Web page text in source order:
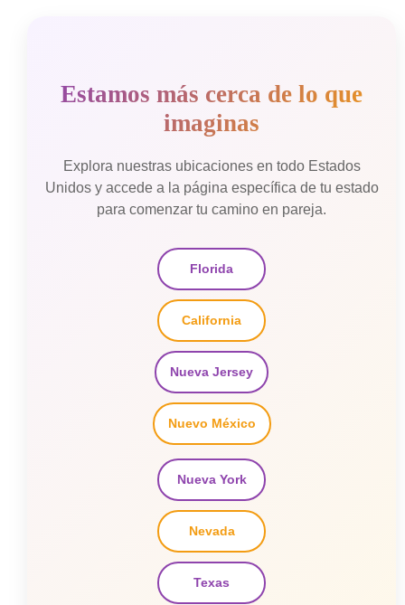
Estamos más cerca de lo que
imaginas
Explora nuestras ubicaciones en todo Estados
Unidos y accede a la página específica de tu estado
para comenzar tu camino en pareja.
Florida
California
Nueva Jersey
Nuevo México
Nueva York
Nevada
Texas